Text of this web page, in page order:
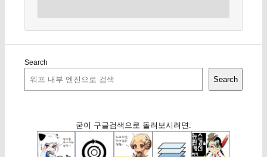
Search
Search
굳이 구글검색으로 돌려보시려면: